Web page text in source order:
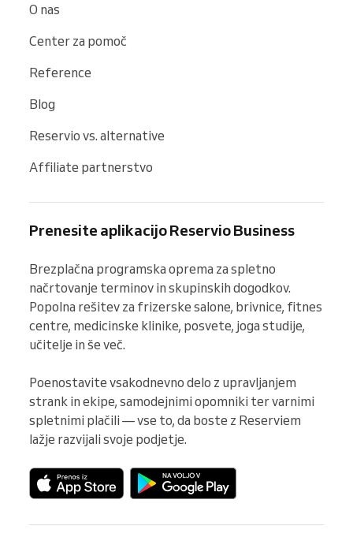
O nas
Center za pomoč
Reference
Blog
Reservio vs. alternative
Affiliate partnerstvo
Prenesite aplikacijo Reservio Business
Brezplačna programska oprema za spletno
načrtovanje terminov in skupinskih dogodkov.
Popolna rešitev za frizerske salone, brivnice, fitnes
centre, medicinske klinike, posvete, joga studije,
učitelje in še več.
Poenostavite vsakodnevno delo z upravljanjem
strank in ekipe, samodejnimi opomniki ter varnimi
spletnimi plačili — vse to, da boste z Reserviem
lažje razvijali svoje podjetje.